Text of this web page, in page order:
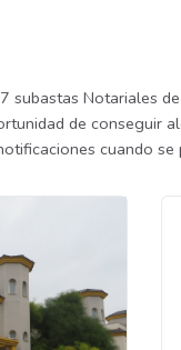
subastas Notariales
de conseguir
cuando se